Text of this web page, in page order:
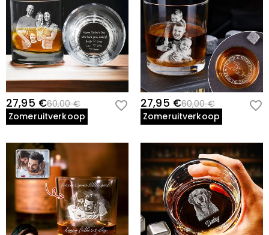
27,95 €60,00 €
Zomeruitverkoop
27,95 €60,00 €
Zomeruitverkoop